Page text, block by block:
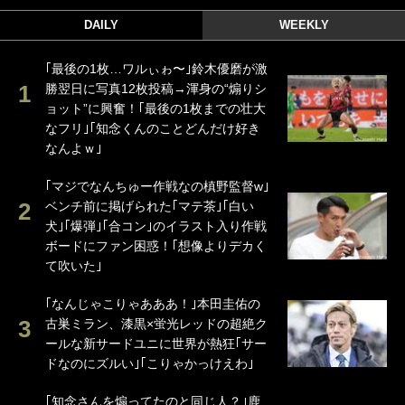
DAILY WEEKLY
｢最後の1枚…ワルぃゎ〜｣鈴木優磨が激
勝翌日に写真12枚投稿→渾身の“煽りシ
ョット”に興奮！｢最後の1枚までの壮大
なフリ｣｢知念くんのことどんだけ好き
なんよｗ｣
｢マジでなんちゅー作戦なの槙野監督w｣
ベンチ前に掲げられた｢マテ茶｣｢白い
犬｣｢爆弾｣｢合コン｣のイラスト入り作戦
ボードにファン困惑！｢想像よりデカく
て吹いた｣
｢なんじゃこりゃあああ！｣本田圭佑の
古巣ミラン、漆黒×蛍光レッドの超絶ク
ールな新サードユニに世界が熱狂｢サー
ドなのにズルい｣｢こりゃかっけえわ｣
｢知念さんを煽ってたのと同じ人？｣鹿